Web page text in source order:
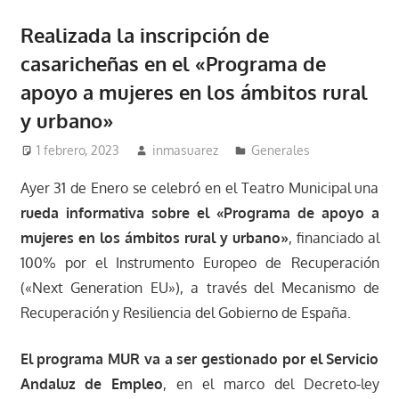
Realizada la inscripción de
casaricheñas en el «Programa de
apoyo a mujeres en los ámbitos rural
y urbano»
1 febrero, 2023 inmasuarez Generales
Ayer 31 de Enero se celebró en el Teatro Municipal una
rueda informativa sobre el «Programa de apoyo a
mujeres en los ámbitos rural y urbano», financiado al
100% por el Instrumento Europeo de Recuperación
(«Next Generation EU»), a través del Mecanismo de
Recuperación y Resiliencia del Gobierno de España.
El programa MUR va a ser gestionado por el Servicio
Andaluz de Empleo, en el marco del Decreto-ley